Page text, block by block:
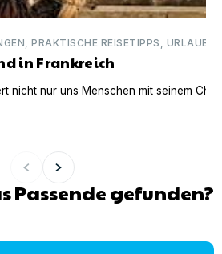
PRAKTISCHE REISETIPPS,
in Frankreich
nicht nur uns Menschen mit seinem
Passende gefunden?